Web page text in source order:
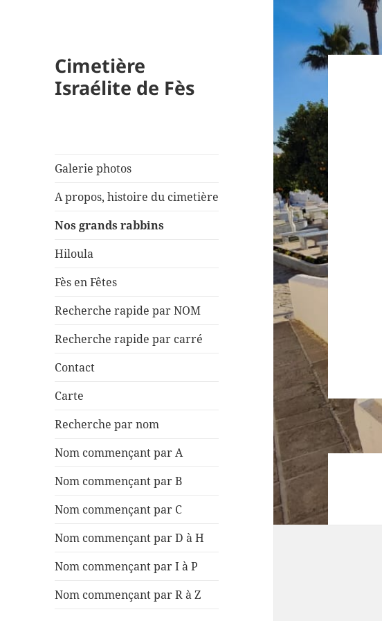
Cimetière
Israélite de Fès
Galerie photos
A propos, histoire du cimetière
Nos grands rabbins
Hiloula
Fès en Fêtes
Recherche rapide par NOM
Recherche rapide par carré
Contact
Carte
Recherche par nom
Nom commençant par A
Nom commençant par B
Nom commençant par C
Nom commençant par D à H
Nom commençant par I à P
Nom commençant par R à Z